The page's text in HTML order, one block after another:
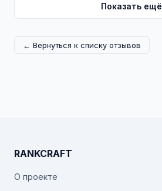
Показать ещё
← Вернуться к списку отзывов
RANKCRAFT
О проекте